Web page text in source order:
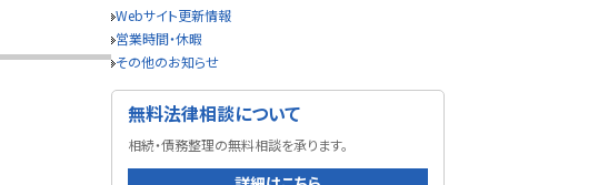
Webサイト更新情報
営業時間・休暇
その他のお知らせ
無料法律相談について
相続・債務整理の無料相談を承ります。